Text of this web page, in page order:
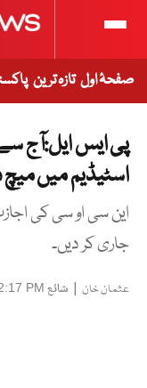
صفحۂ اول تازہ ترین
اسٹیڈیم میں
این سی او سی کی
جاری کر دیں۔
عثمان خان | شائع PM